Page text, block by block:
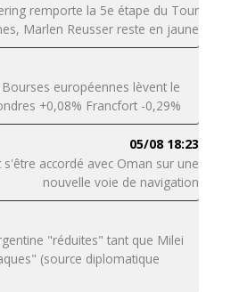
remporte la 5e étape du Tour
Marlen Reusser reste en jaune
européennes lèvent le
+0,08% Francfort -0,29%
05/08 18:23
accordé avec Oman sur une
nouvelle voie de navigation
"réduites" tant que Milei
(source diplomatique